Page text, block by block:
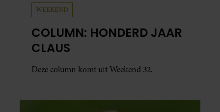
WEEKEND
COLUMN: HONDERD JAAR
CLAUS
Deze column komt uit Weekend 32.